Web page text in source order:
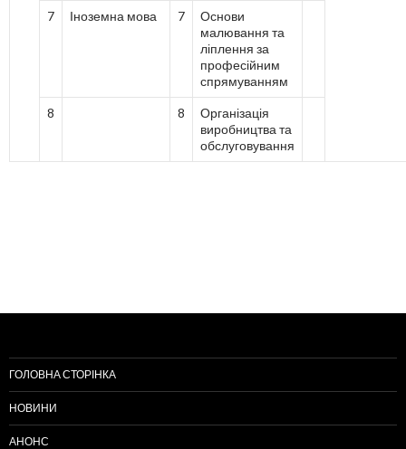
7 Іноземна мова 7
Основи
малювання та
ліплення за
професійним
спрямуванням
8 8
Організація
виробництва та
обслуговування
ГОЛОВНА СТОРІНКА
НОВИНИ
АНОНС